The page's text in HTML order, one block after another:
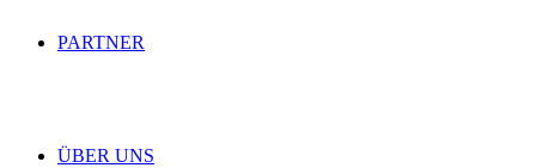
PARTNER
ÜBER UNS